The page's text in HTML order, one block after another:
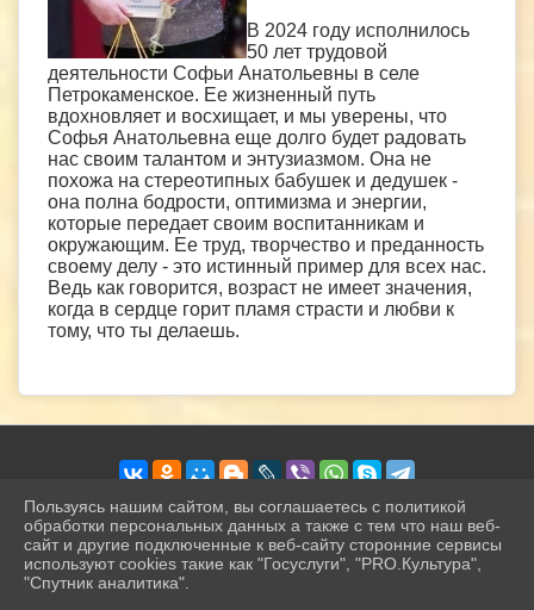
В 2024 году исполнилось
50 лет трудовой
деятельности Софьи Анатольевны в селе
Петрокаменское. Ее жизненный путь
вдохновляет и восхищает, и мы уверены, что
Софья Анатольевна еще долго будет радовать
нас своим талантом и энтузиазмом. Она не
похожа на стереотипных бабушек и дедушек -
она полна бодрости, оптимизма и энергии,
которые передает своим воспитанникам и
окружающим. Ее труд, творчество и преданность
своему делу - это истинный пример для всех нас.
Ведь как говорится, возраст не имеет значения,
когда в сердце горит пламя страсти и любви к
тому, что ты делаешь.
2026 г. petrokamck.ru
Вход
Карта сайта
Пользуясь нашим сайтом, вы соглашаетесь с политикой
обработки персональных данных а также с тем что наш веб-
сайт и другие подключенные к веб-сайту сторонние сервисы
используют cookies такие как "Госуслуги", "PRO.Культура",
"Спутник аналитика".